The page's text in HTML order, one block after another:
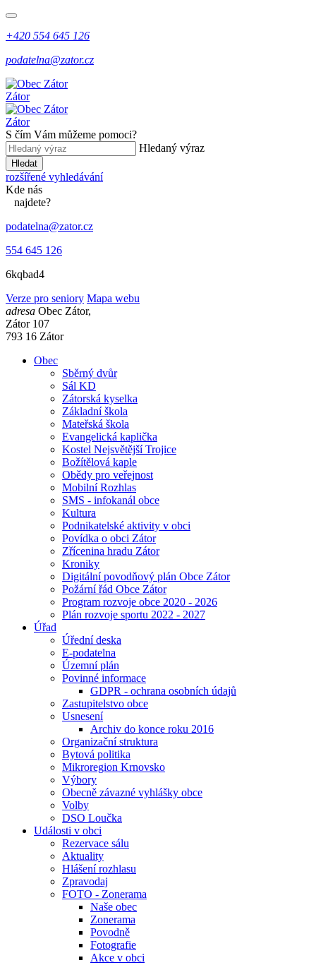
+420 554 645 126
podatelna@zator.cz
Zátor
Zátor
S čím Vám můžeme pomoci?
Hledaný výraz
Hledat
rozšířené vyhledávání
Kde nás
najdete?
podatelna@zator.cz
554 645 126
6kqbad4
Verze pro seniory Mapa webu
adresa Obec Zátor,
Zátor 107
793 16 Zátor
Obec
Sběrný dvůr
Sál KD
Zátorská kyselka
Základní škola
Mateřská škola
Evangelická kaplička
Kostel Nejsvětější Trojice
Božítělová kaple
Obědy pro veřejnost
Mobilní Rozhlas
SMS - infokanál obce
Kultura
Podnikatelské aktivity v obci
Povídka o obci Zátor
Zřícenina hradu Zátor
Kroniky
Digitální povodňový plán Obce Zátor
Požární řád Obce Zátor
Program rozvoje obce 2020 - 2026
Plán rozvoje sportu 2022 - 2027
Úřad
Úřední deska
E-podatelna
Územní plán
Povinné informace
GDPR - ochrana osobních údajů
Zastupitelstvo obce
Usnesení
Archiv do konce roku 2016
Organizační struktura
Bytová politika
Mikroregion Krnovsko
Výbory
Obecně závazné vyhlášky obce
Volby
DSO Loučka
Události v obci
Rezervace sálu
Aktuality
Hlášení rozhlasu
Zpravodaj
FOTO - Zonerama
Naše obec
Zonerama
Povodně
Fotografie
Akce v obci